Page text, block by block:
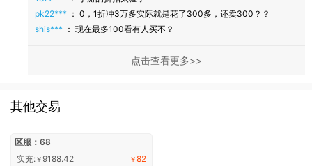
pk22*** ： 0，1折冲3万多实际就是花了300多，还卖300？？
shis*** ： 现在最多100看有人买不？
点击查看更多
其他交易
区服：68
￥82
实充:￥9188.42